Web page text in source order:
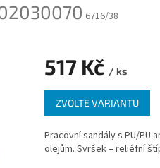
6716/38
517 Kč / ks
Měrná
cena:
ZVOLTE VARIANTU
Pracovní sandály s PU/
olejům. Svršek – reliéfní